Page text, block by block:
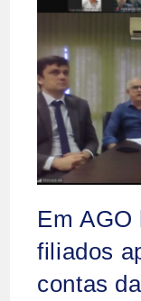
Em
filiados
contas